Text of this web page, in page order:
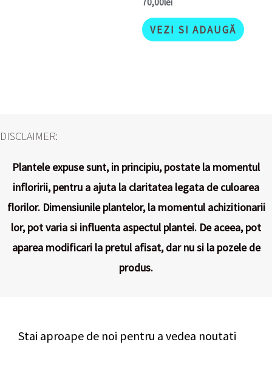
VEZI SI ADAUGĂ
DISCLAIMER:
Plantele expuse sunt, in principiu, postate la momentul
infloririi, pentru a ajuta la claritatea legata de culoarea
florilor. Dimensiunile plantelor, la momentul achizitionarii
lor, pot varia si influenta aspectul plantei. De aceea, pot
aparea modificari la pretul afisat, dar nu si la pozele de
produs.
Stai aproape de noi pentru a vedea noutati